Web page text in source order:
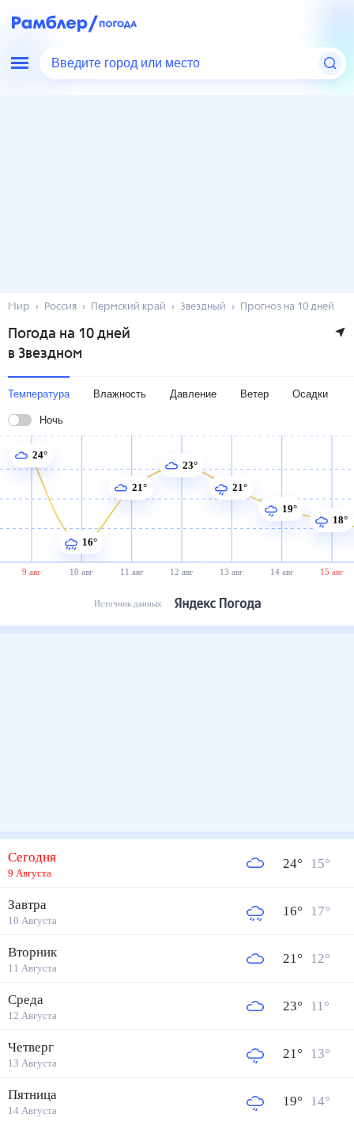
Введите город или место
Мир Россия Пермский край Звездный Прогноз на 10 дней
Погода на 10 дней
в Звездном
Температура Влажность Давление Ветер Осадки
Ночь
9 авг 10 авг 11 авг 12 авг 13 авг 14 авг 15 авг
24°
16°
21°
23°
21°
19°
18°
Источник данных
Сегодня
9 Августа
24° 15°
Завтра
10 Августа
16° 17°
Вторник
11 Августа
21° 12°
Среда
12 Августа
23° 11°
Четверг
13 Августа
21° 13°
Пятница
14 Августа
19° 14°